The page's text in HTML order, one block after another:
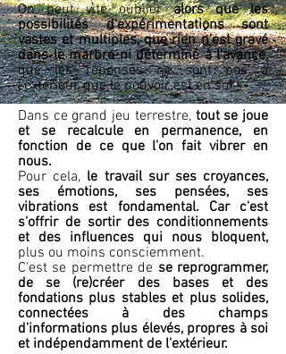
On peut vite oublieralors que les
possibilités d'expérimentations sont
vastes et multiples, que rien n'est gravé
dans le marbre ni déterminé à l'avance,
que les réponses ne sont pas à
l'extérieur, que le pouvoir est en soi.
Dans ce grand jeu terrestre, tout se joue
et se recalcule en permanence, en
fonction de ce que l'on fait vibrer en
nous.
Pour cela, le travail sur ses croyances,
ses émotions, ses pensées, ses
vibrations est fondamental. Car c'est
s'offrir de sortir des conditionnements
et des influences qui nous bloquent,
plus ou moins consciemment.
C'est se permettre de se reprogrammer,
de se (re)créer des bases et des
fondations plus stables et plus solides,
connectées à des champs
d'informations plus élevés, propres à soi
et indépendamment de l'extérieur.